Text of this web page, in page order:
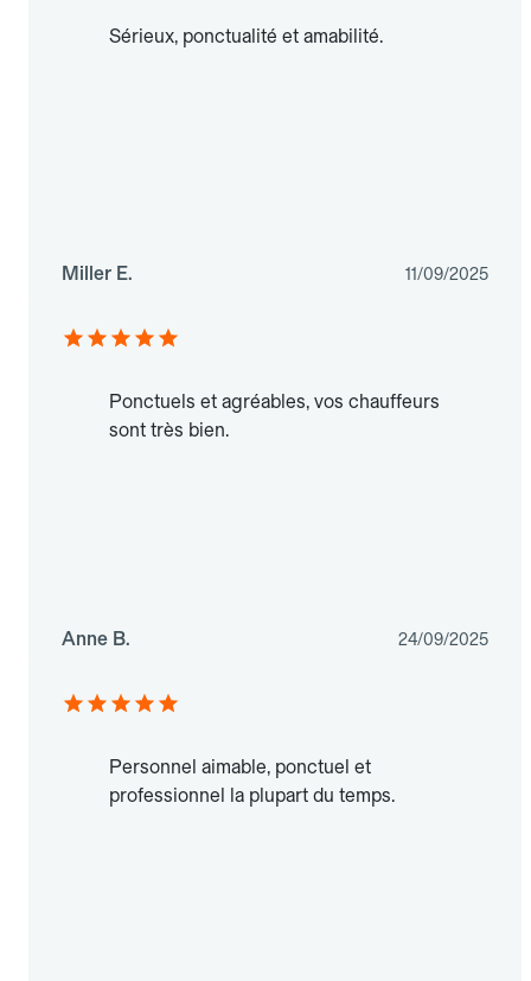
Sérieux, ponctualité et amabilité.
Miller E. 11/09/2025
Ponctuels et agréables, vos chauffeurs
sont très bien.
Anne B. 24/09/2025
Personnel aimable, ponctuel et
professionnel la plupart du temps.